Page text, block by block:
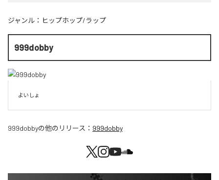
ジャンル： ヒップホップ/ラップ
999dobby
よいしょ
999dobbyの他のリリース： 999dobby